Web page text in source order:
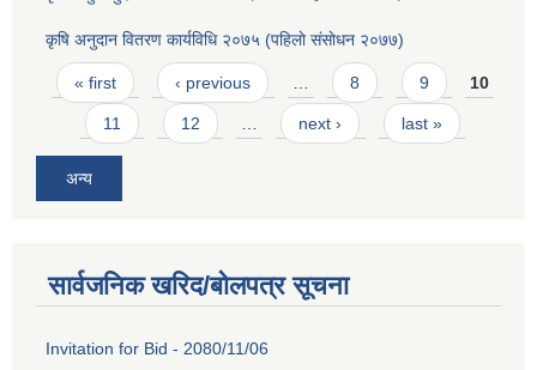
कृषि अनुदान वितरण कार्यविधि २०७५ (पहिलाे संसाेधन २०७७)
Pages
« first ‹ previous 8 9 10
11 12 next › last »
अन्य
सार्वजनिक खरिद/बोलपत्र सूचना
Invitation for Bid - 2080/11/06